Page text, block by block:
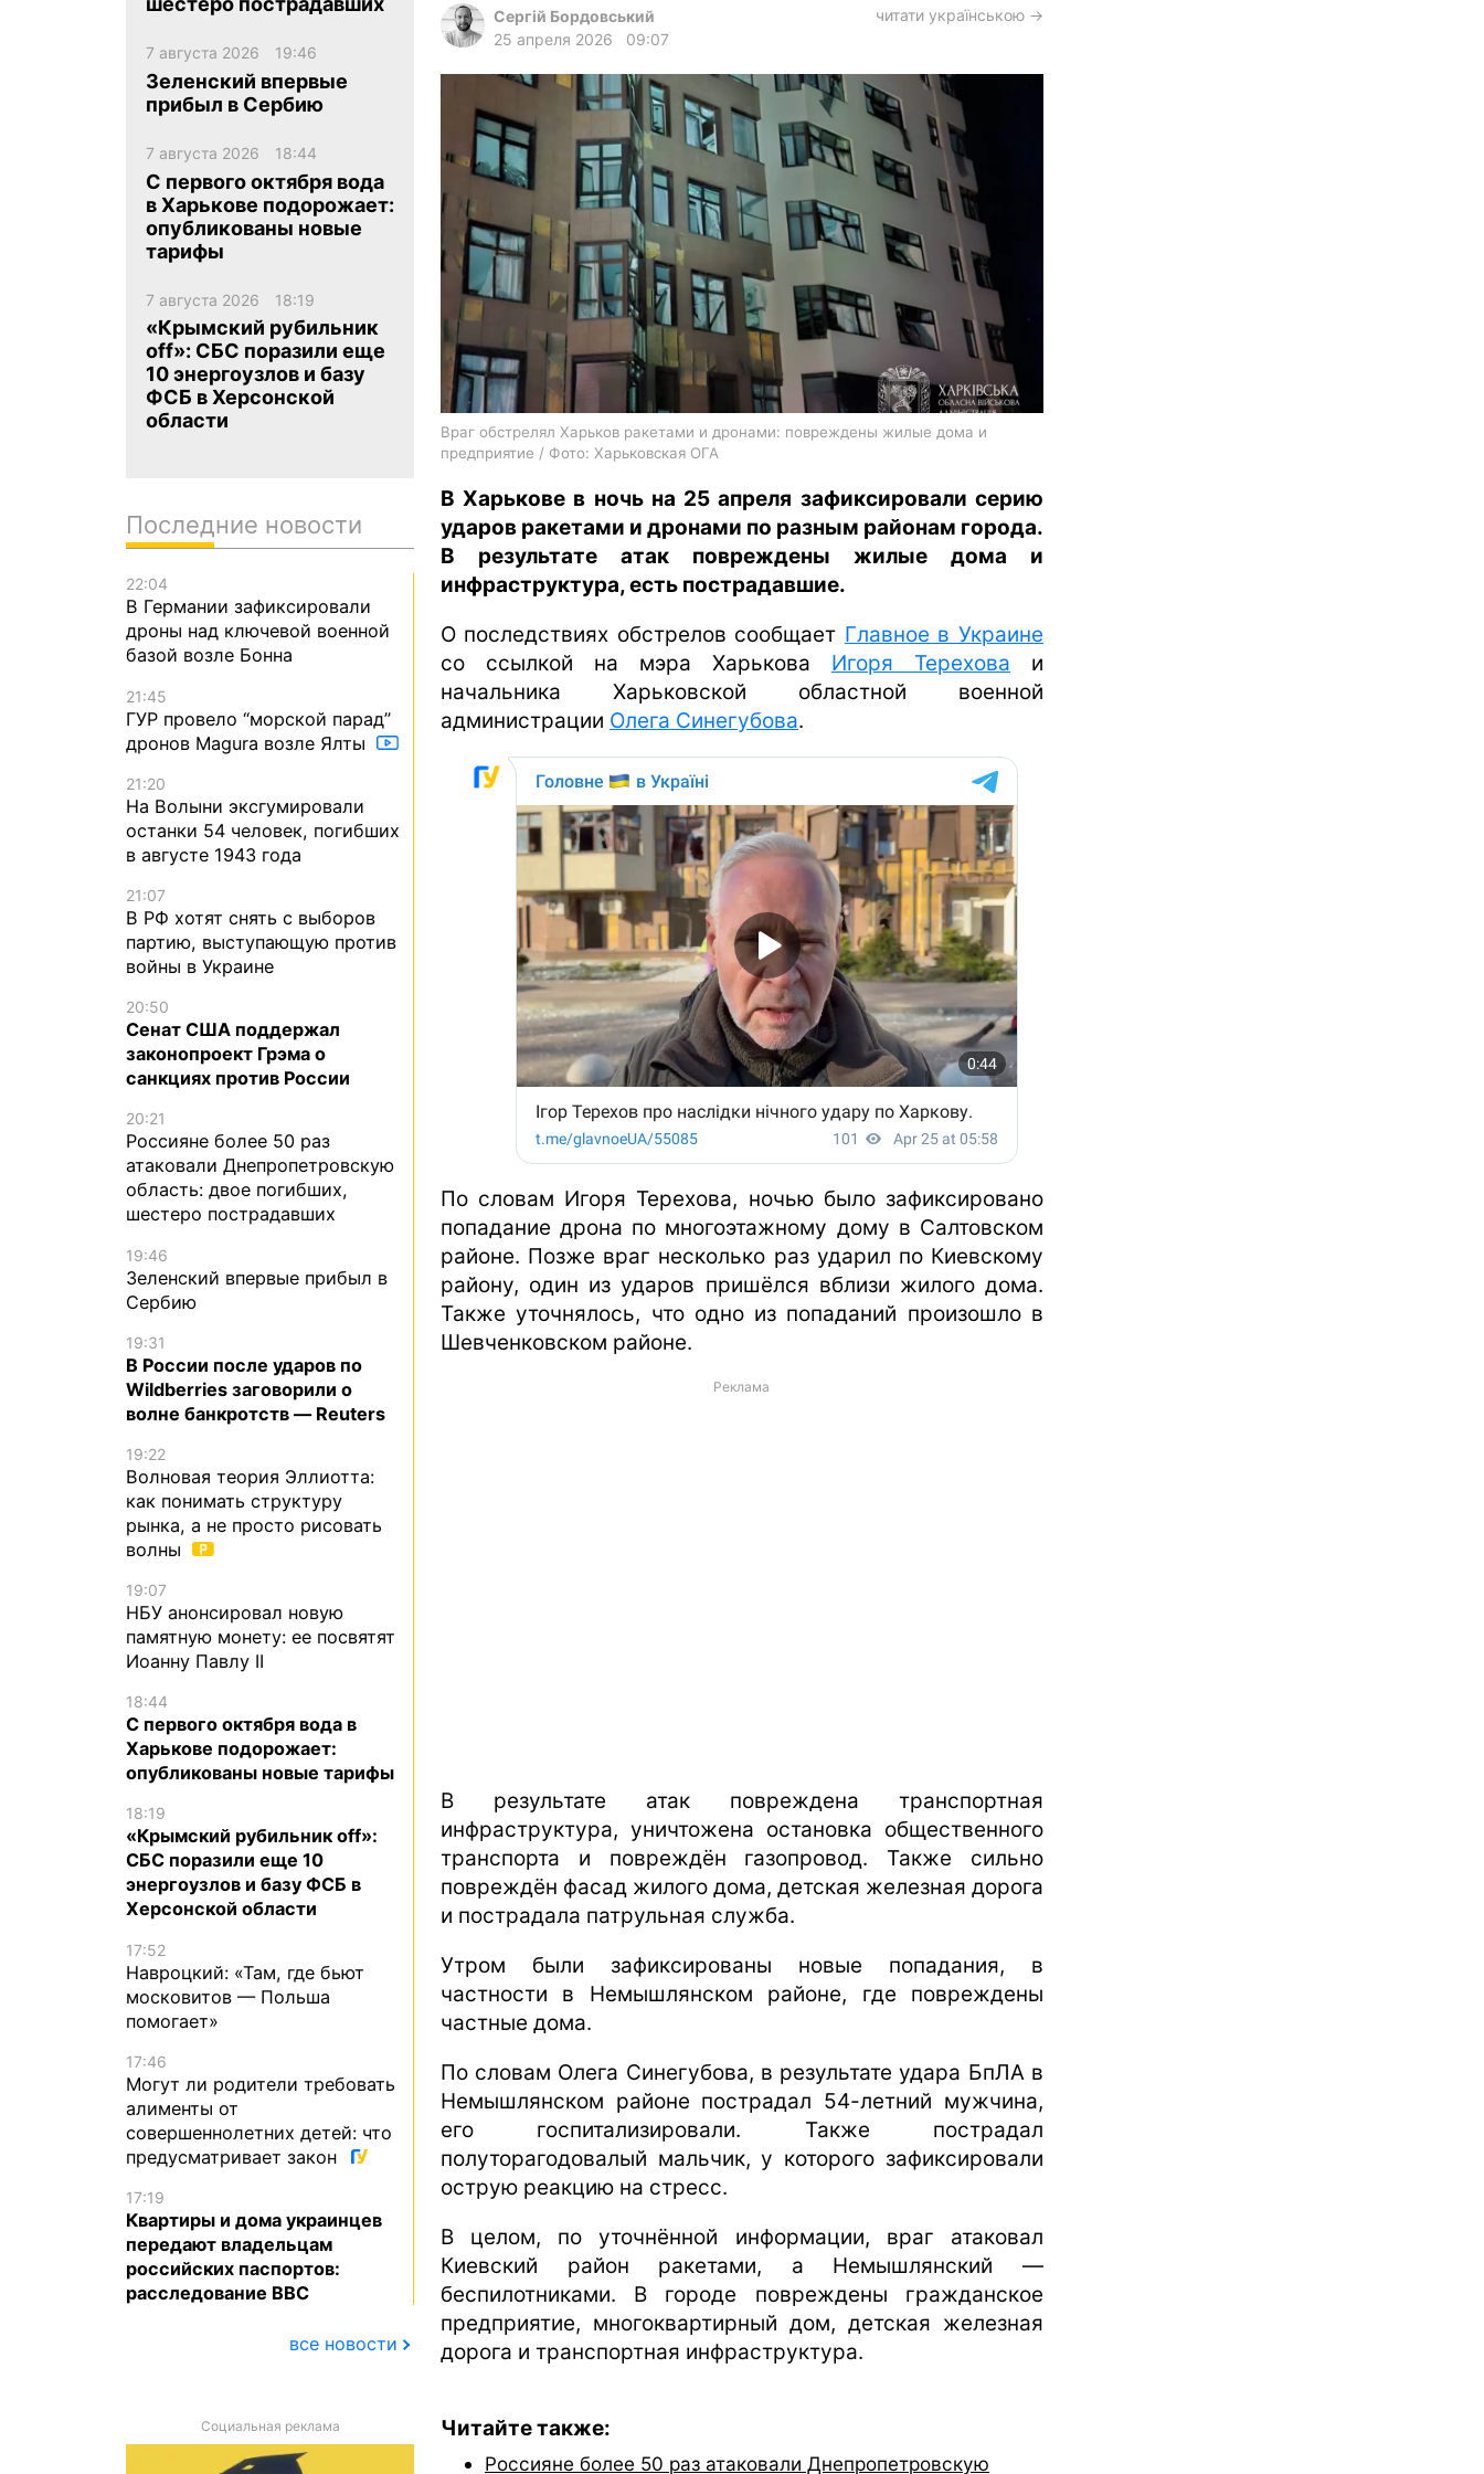
gambling
en
Сергій Бордовський
25 апреля 2026
09:07
читати українською →
Враг обстрелял Харьков ракетами и дронами: повреждены жилые дома и
предприятие / Фото: Харьковская ОГА
В Харькове в ночь на 25 апреля зафиксировали серию
ударов ракетами и дронами по разным районам города.
В результате атак повреждены жилые дома и
инфраструктура, есть пострадавшие.
О последствиях обстрелов сообщает Главное в Украине
со ссылкой на мэра Харькова Игоря Терехова и
начальника Харьковской областной военной
администрации Олега Синегубова.
По словам Игоря Терехова, ночью было зафиксировано
попадание дрона по многоэтажному дому в Салтовском
районе. Позже враг несколько раз ударил по Киевскому
району, один из ударов пришёлся вблизи жилого дома.
Также уточнялось, что одно из попаданий произошло в
Шевченковском районе.
Реклама
В результате атак повреждена транспортная
инфраструктура, уничтожена остановка общественного
транспорта и повреждён газопровод. Также сильно
повреждён фасад жилого дома, детская железная дорога
и пострадала патрульная служба.
Утром были зафиксированы новые попадания, в
частности в Немышлянском районе, где повреждены
частные дома.
По словам Олега Синегубова, в результате удара БпЛА в
Немышлянском районе пострадал 54-летний мужчина,
его госпитализировали. Также пострадал
полуторагодовалый мальчик, у которого зафиксировали
острую реакцию на стресс.
В целом, по уточнённой информации, враг атаковал
Киевский район ракетами, а Немышлянский —
беспилотниками. В городе повреждены гражданское
предприятие, многоквартирный дом, детская железная
дорога и транспортная инфраструктура.
Читайте также:
Россияне более 50 раз атаковали Днепропетровскую
7 августа 2026 19:46
Зеленский впервые
прибыл в Сербию
7 августа 2026 18:44
С первого октября вода
в Харькове подорожает:
опубликованы новые
тарифы
7 августа 2026 18:19
«Крымский рубильник
off»: СБС поразили еще
10 энергоузлов и базу
ФСБ в Херсонской
области
Последние новости
22:04
В Германии зафиксировали
дроны над ключевой военной
базой возле Бонна
21:45
ГУР провело “морской парад”
дронов Magura возле Ялты
21:20
На Волыни эксгумировали
останки 54 человек, погибших
в августе 1943 года
21:07
В РФ хотят снять с выборов
партию, выступающую против
войны в Украине
20:50
Сенат США поддержал
законопроект Грэма о
санкциях против России
20:21
Россияне более 50 раз
атаковали Днепропетровскую
область: двое погибших,
шестеро пострадавших
19:46
Зеленский впервые прибыл в
Сербию
19:31
В России после ударов по
Wildberries заговорили о
волне банкротств — Reuters
19:22
Волновая теория Эллиотта:
как понимать структуру
рынка, а не просто рисовать
волны
19:07
НБУ анонсировал новую
памятную монету: ее посвятят
Иоанну Павлу II
18:44
С первого октября вода в
Харькове подорожает:
опубликованы новые тарифы
18:19
«Крымский рубильник off»:
СБС поразили еще 10
энергоузлов и базу ФСБ в
Херсонской области
17:52
Навроцкий: «Там, где бьют
московитов — Польша
помогает»
17:46
Могут ли родители требовать
алименты от
совершеннолетних детей: что
предусматривает закон
17:19
Квартиры и дома украинцев
передают владельцам
российских паспортов:
расследование BBC
все новости
Социальная реклама